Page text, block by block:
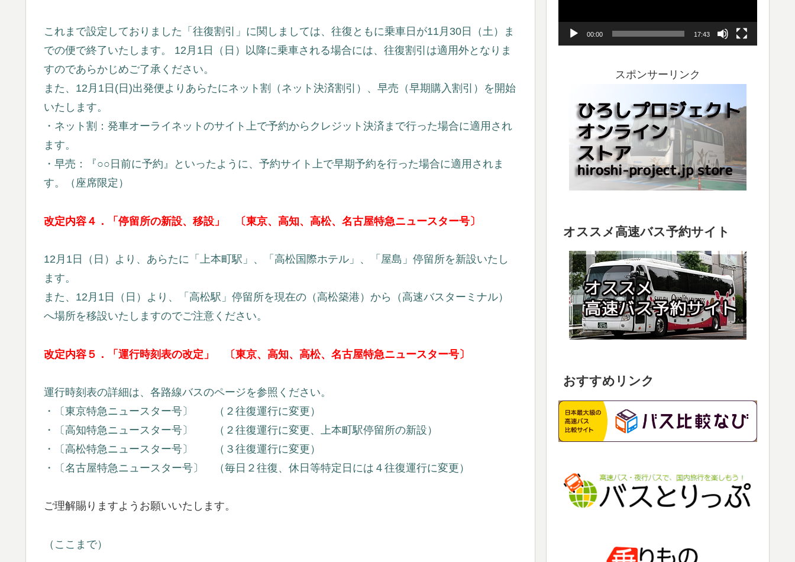
これまで設定しておりました「往復割引」に関しましては、往復ともに乗車日が11月30日（土）ま
での便で終了いたします。 12月1日（日）以降に乗車される場合には、往復割引は適用外となりま
すのであらかじめご了承ください。
また、12月1日(日)出発便よりあらたにネット割（ネット決済割引）、早売（早期購入割引）を開始
いたします。
・ネット割：発車オーライネットのサイト上で予約からクレジット決済まで行った場合に適用され
ます。
・早売：『○○日前に予約』といったように、予約サイト上で早期予約を行った場合に適用されま
す。（座席限定）
改定内容４．「停留所の新設、移設」 〔東京、高知、高松、名古屋特急ニュースター号〕
12月1日（日）より、あらたに「上本町駅」、「高松国際ホテル」、「屋島」停留所を新設いたし
ます。
また、12月1日（日）より、「高松駅」停留所を現在の（高松築港）から（高速バスターミナル）
へ場所を移設いたしますのでご注意ください。
改定内容５．「運行時刻表の改定」 〔東京、高知、高松、名古屋特急ニュースター号〕
運行時刻表の詳細は、各路線バスのページを参照ください。
・〔東京特急ニュースター号〕 （２往復運行に変更）
・〔高知特急ニュースター号〕 （２往復運行に変更、上本町駅停留所の新設）
・〔高松特急ニュースター号〕 （３往復運行に変更）
・〔名古屋特急ニュースター号〕 （毎日２往復、休日等特定日には４往復運行に変更）
ご理解賜りますようお願いいたします。
（ここまで）
00:00 17:43
スポンサーリンク
オススメ高速バス予約サイト
おすすめリンク